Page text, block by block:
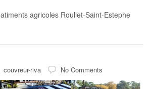
agricoles Roullet-Saint-Estephe
couvreur-riva No Comments